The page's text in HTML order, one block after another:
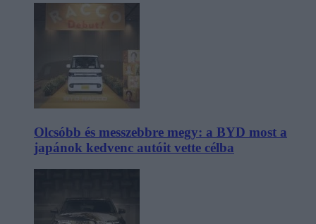
Olcsóbb és messzebbre megy: a BYD most a
japánok kedvenc autóit vette célba